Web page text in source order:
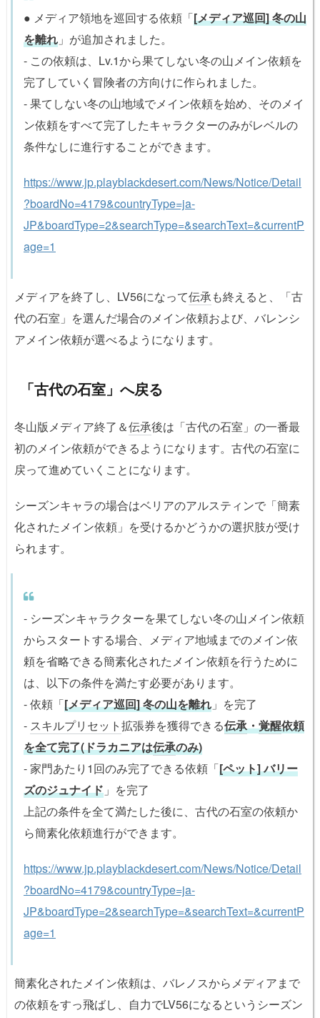
● メディア領地を巡回する依頼「[メディア巡回] 冬の山
を離れ 」が追加されました。
- この依頼は、Lv.1から果てしない冬の山メイン依頼を
完了していく冒険者の方向けに作られました。
- 果てしない冬の山地域でメイン依頼を始め、そのメイ
ン依頼をすべて完了したキャラクターのみがレベルの
条件なしに進行することができます。
https://www.jp.playblackdesert.com/News/Notice/Detail
?boardNo=4179&countryType=ja-
JP&boardType=2&searchType=&searchText=&currentP
age=1
メディアを終了し、LV56になって伝承も終えると、「古
代の石室」を選んだ場合のメイン依頼および、バレンシ
アメイン依頼が選べるようになります。
「古代の石室」へ戻る
冬山版メディア終了＆伝承後は「古代の石室」の一番最
初のメイン依頼ができるようになります。古代の石室に
戻って進めていくことになります。
シーズンキャラの場合はベリアのアルスティンで「簡素
化されたメイン依頼」を受けるかどうかの選択肢が受け
られます。
- シーズンキャラクターを果てしない冬の山メイン依頼
からスタートする場合、メディア地域までのメイン依
頼を省略できる簡素化されたメイン依頼を行うために
は、以下の条件を満たす必要があります。
- 依頼「[メディア巡回] 冬の山を離れ 」を完了
- スキルプリセット拡張券を獲得できる伝承・覚醒依頼
を全て完了(ドラカニアは伝承のみ)
- 家門あたり1回のみ完了できる依頼「[ペット] バリー
ズのジュナイド 」を完了
上記の条件を全て満たした後に、古代の石室の依頼か
ら簡素化依頼進行ができます。
https://www.jp.playblackdesert.com/News/Notice/Detail
?boardNo=4179&countryType=ja-
JP&boardType=2&searchType=&searchText=&currentP
age=1
簡素化されたメイン依頼は、バレノスからメディアまで
の依頼をすっ飛ばし、自力でLV56になるというシーズン